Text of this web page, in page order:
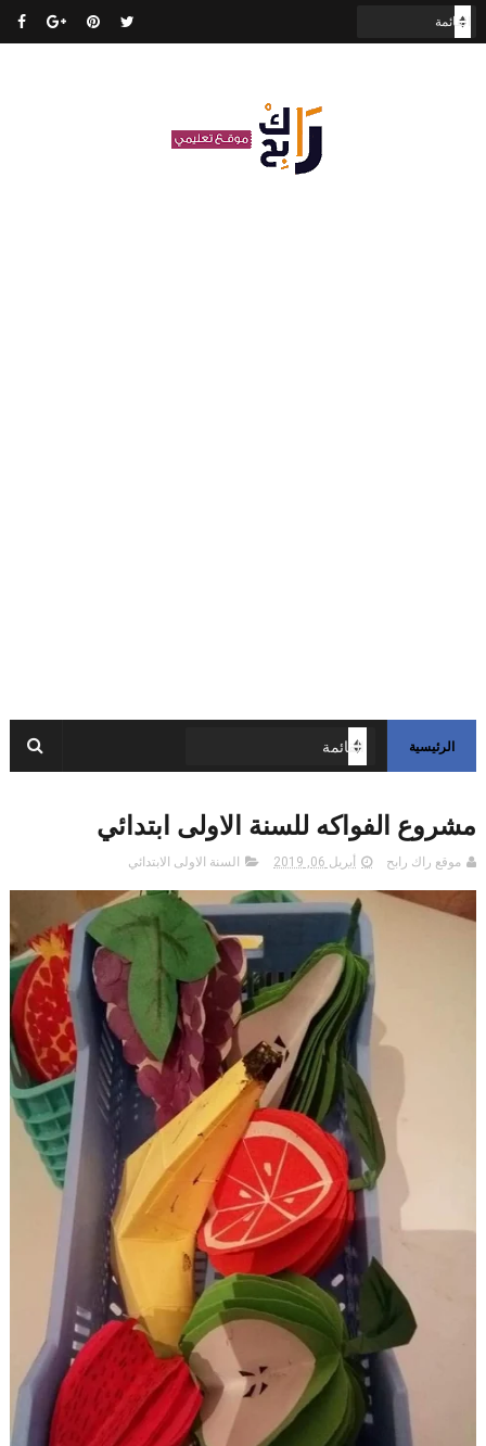
الرئيسية
مشروع الفواكه للسنة الاولى ابتدائي
موقع راك رابح أبريل 06, 2019 السنة الاولى الابتدائي